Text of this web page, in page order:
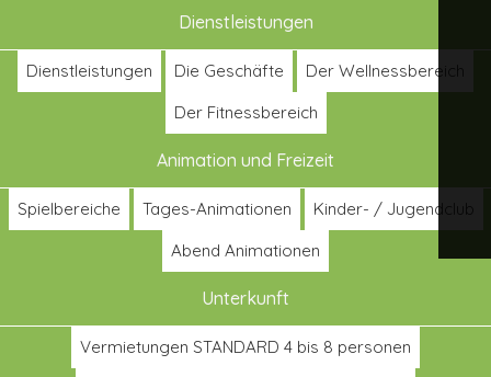
Dienstleistungen
Dienstleistungen Die Geschäfte
Der Wellnessbereich
Der Fitnessbereich
Animation und Freizeit
Spielbereiche Tages-Animationen
Kinder- / Jugendclub
Abend Animationen
Unterkunft
Vermietungen STANDARD 4 bis 8 personen